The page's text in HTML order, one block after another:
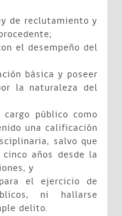
de reclutamiento y
el desempeño del
básica y poseer
la naturaleza del
público como
una calificación
salvo que
años desde la
y
el ejercicio de
ni hallarse
delito.